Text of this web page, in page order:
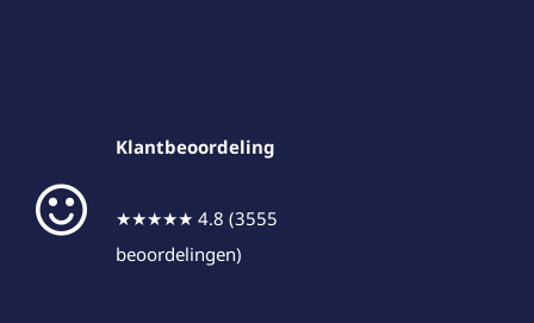
Klantbeoordeling
★★★★★ 4.8 (3555
beoordelingen)